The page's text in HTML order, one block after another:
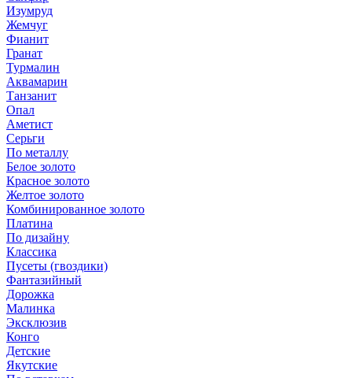
Изумруд
Жемчуг
Фианит
Гранат
Турмалин
Аквамарин
Танзанит
Опал
Аметист
Серьги
По металлу
Белое золото
Красное золото
Желтое золото
Комбинированное золото
Платина
По дизайну
Классика
Пусеты (гвоздики)
Фантазийный
Дорожка
Малинка
Эксклюзив
Конго
Детские
Якутские